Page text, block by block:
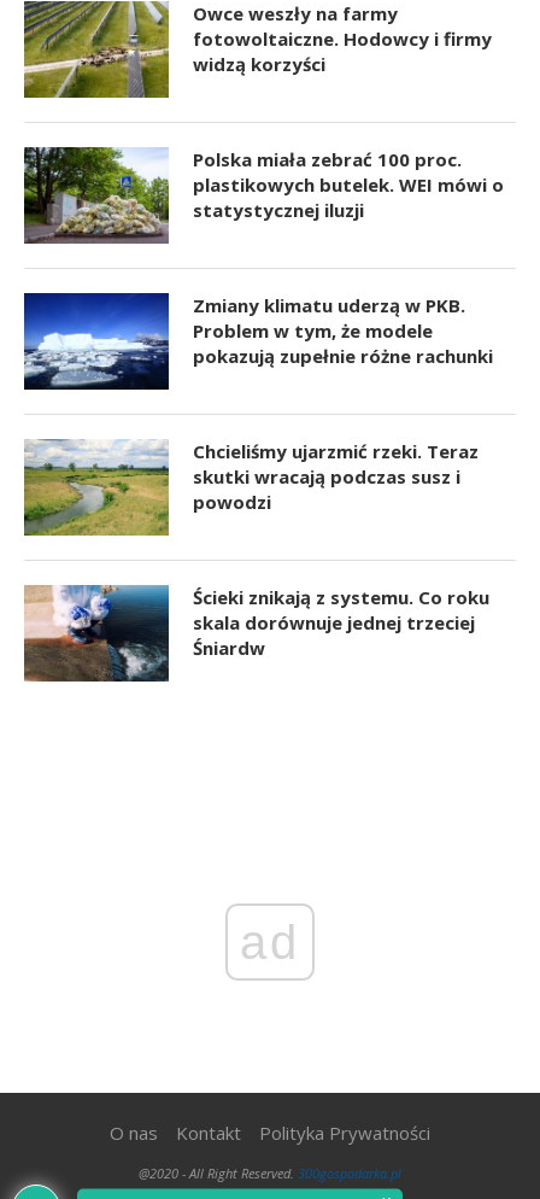
Owce weszły na farmy
fotowoltaiczne. Hodowcy i firmy
widzą korzyści
Polska miała zebrać 100 proc.
plastikowych butelek. WEI mówi o
statystycznej iluzji
Zmiany klimatu uderzą w PKB.
Problem w tym, że modele
pokazują zupełnie różne rachunki
Chcieliśmy ujarzmić rzeki. Teraz
skutki wracają podczas susz i
powodzi
Ścieki znikają z systemu. Co roku
skala dorównuje jednej trzeciej
Śniardw
ad
O nas Kontakt Polityka Prywatności
@2020 - All Right Reserved. 300gospodarka.pl